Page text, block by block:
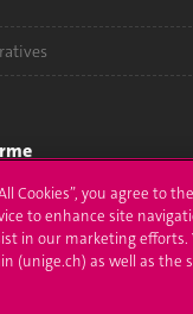
Cookies”, you agree to
to enhance site
in our marketing efforts.
(unige.ch) as well as the